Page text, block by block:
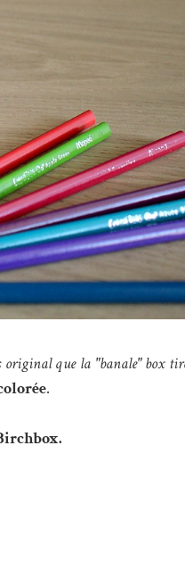
original que la "banale" box
.